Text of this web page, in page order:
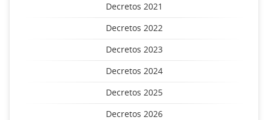
Decretos 2021
Decretos 2022
Decretos 2023
Decretos 2024
Decretos 2025
Decretos 2026